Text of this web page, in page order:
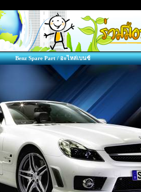
Benz Spare Part / อะไหล่เบนซ์